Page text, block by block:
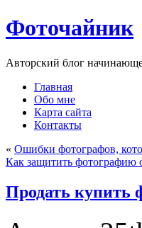
Фоточайник
Авторский блог
Главная
Обо мне
Карта сайта
Контакты
« Ошибки фотографов,
Как защитить фотографию
Продать купить